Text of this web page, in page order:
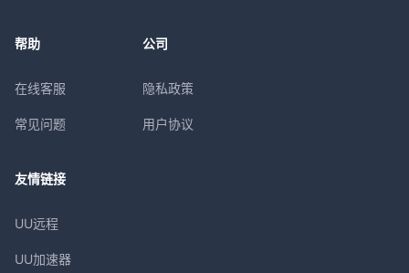
帮助
在线客服
常见问题
公司
隐私政策
用户协议
友情链接
UU远程
UU加速器